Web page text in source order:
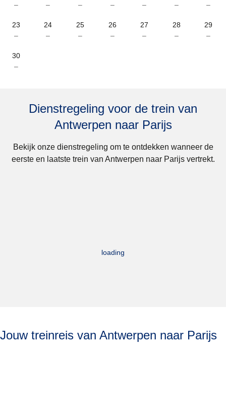
– – – – – – –
23
–
24
–
25
–
26
–
27
–
28
–
29
–
30
–
Dienstregeling voor de trein van
Antwerpen naar Parijs
Bekijk onze dienstregeling om te ontdekken wanneer de
eerste en laatste trein van Antwerpen naar Parijs vertrekt.
loading
Jouw treinreis van Antwerpen naar Parijs